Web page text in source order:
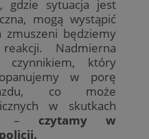
gdzie sytuacja jest
mogą wystąpić
zmuszeni będziemy
Nadmierna
który
w porę
co może
w skutkach
– czytamy w